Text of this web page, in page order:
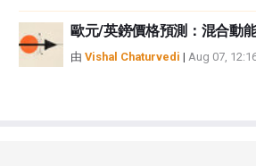
歐元/英鎊價格預測：混合動
由 Vishal Chaturvedi | Aug 07,